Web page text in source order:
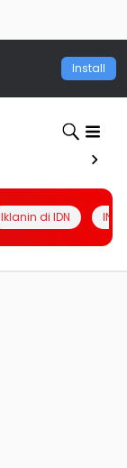
Install
Iklanin di IDN